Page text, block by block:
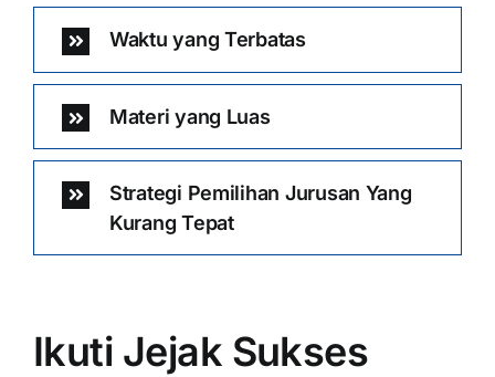
Waktu yang Terbatas
Materi yang Luas
Strategi Pemilihan Jurusan Yang
Kurang Tepat
Ikuti Jejak Sukses